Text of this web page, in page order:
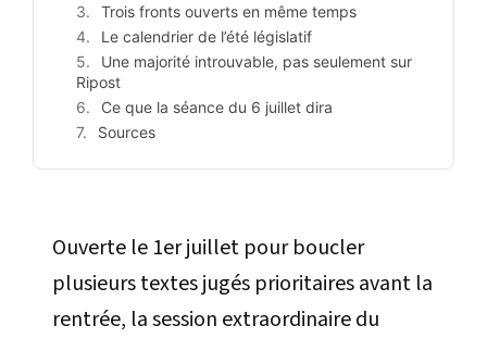
Trois fronts ouverts en même temps
Le calendrier de l’été législatif
Une majorité introuvable, pas seulement sur
Ripost
Ce que la séance du 6 juillet dira
Sources
Ouverte le 1er juillet pour boucler
plusieurs textes jugés prioritaires avant la
rentrée, la session extraordinaire du